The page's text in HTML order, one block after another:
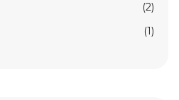
(2)
(1)